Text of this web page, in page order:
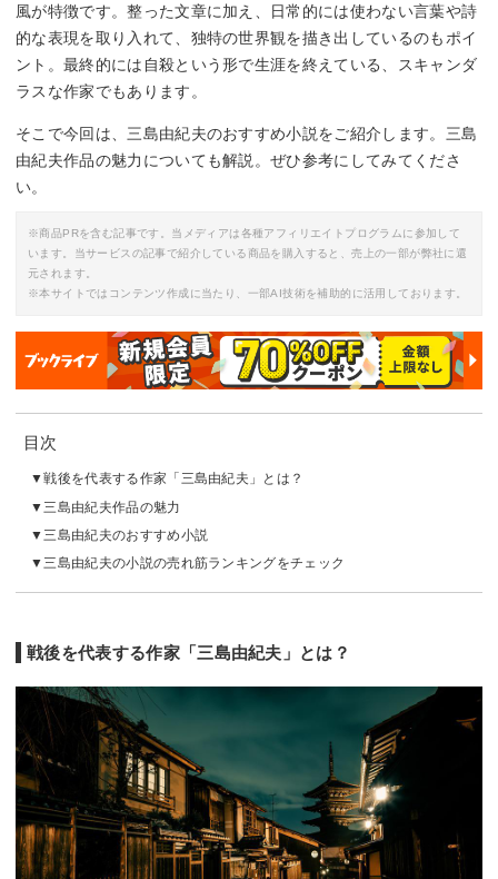
風が特徴です。整った文章に加え、日常的には使わない言葉や詩
的な表現を取り入れて、独特の世界観を描き出しているのもポイ
ント。最終的には自殺という形で生涯を終えている、スキャンダ
ラスな作家でもあります。
そこで今回は、三島由紀夫のおすすめ小説をご紹介します。三島
由紀夫作品の魅力についても解説。ぜひ参考にしてみてくださ
い。
※商品PRを含む記事です。当メディアは各種アフィリエイトプログラムに参加して
います。当サービスの記事で紹介している商品を購入すると、売上の一部が弊社に還
元されます。
※本サイトではコンテンツ作成に当たり、一部AI技術を補助的に活用しております。
目次
戦後を代表する作家「三島由紀夫」とは？
三島由紀夫作品の魅力
三島由紀夫のおすすめ小説
三島由紀夫の小説の売れ筋ランキングをチェック
戦後を代表する作家「三島由紀夫」とは？